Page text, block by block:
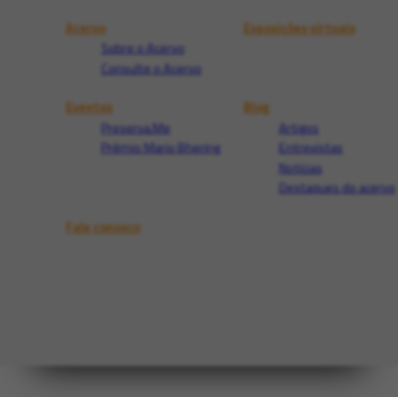
Acervo
Sobre o Acervo
Consulte o Acervo
Exposições virtuais
Eventos
Preserva.Me
Prêmio Mario Bhering
Blog
Artigos
Entrevistas
Notícias
Destaques do acervo
Fale conosco